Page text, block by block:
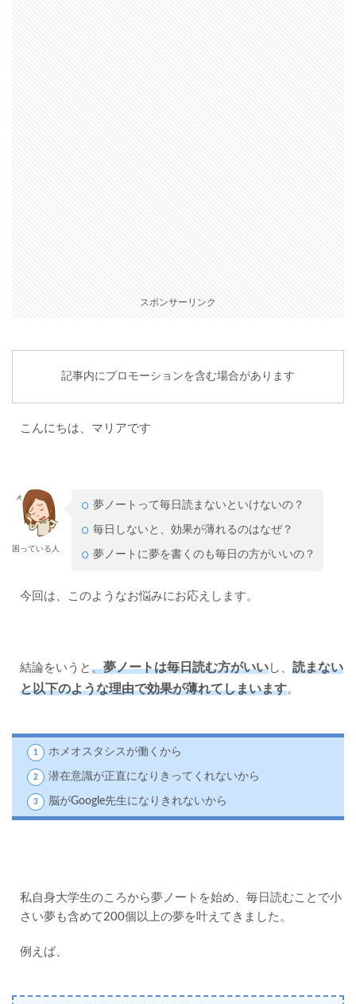
スポンサーリンク
記事内にプロモーションを含む場合があります
こんにちは、マリアです
困っている人
夢ノートって毎日読まないといけないの？
毎日しないと、効果が薄れるのはなぜ？
夢ノートに夢を書くのも毎日の方がいいの？
今回は、このようなお悩みにお応えします。
結論をいうと 、夢ノートは毎日読む方がいい し、 読まない
と以下のような理由で効果が薄れてしまいます。
ホメオスタシスが働くから
潜在意識が正直になりきってくれないから
脳がGoogle先生になりきれないから
私自身大学生のころから夢ノートを始め、毎日読むことで小
さい夢も含めて200個以上の夢を叶えてきました。
例えば、